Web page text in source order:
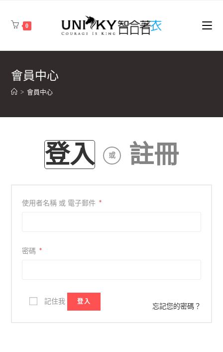
0
會員中心
> 會員中心
登入 或 註冊
使用者名稱 或 電子郵件 *
密碼 *
記住我 登入
忘記您的密碼？